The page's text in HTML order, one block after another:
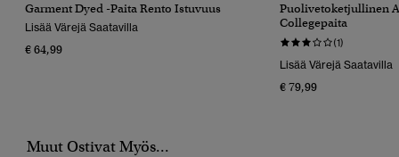
Garment Dyed -paita Rento Istuvuus
Lisää Värejä Saatavilla
€ 64,99
Puolivetoketjullinen
Collegepaita
(1)
Lisää Värejä Saatavilla
€ 79,99
Muut Ostivat Myös...